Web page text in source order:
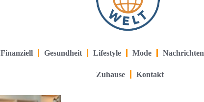
Finanziell Gesundheit Lifestyle Mode Nachrichten
Zuhause Kontakt